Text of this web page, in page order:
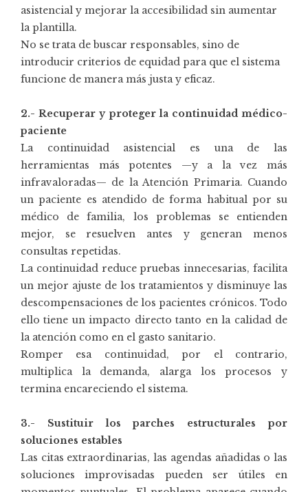
asistencial y mejorar la accesibilidad sin aumentar
la plantilla.
No se trata de buscar responsables, sino de
introducir criterios de equidad para que el sistema
funcione de manera más justa y eficaz.
2.- Recuperar y proteger la continuidad médico-
paciente
La continuidad asistencial es una de las
herramientas más potentes —y a la vez más
infravaloradas— de la Atención Primaria. Cuando
un paciente es atendido de forma habitual por su
médico de familia, los problemas se entienden
mejor, se resuelven antes y generan menos
consultas repetidas.
La continuidad reduce pruebas innecesarias, facilita
un mejor ajuste de los tratamientos y disminuye las
descompensaciones de los pacientes crónicos. Todo
ello tiene un impacto directo tanto en la calidad de
la atención como en el gasto sanitario.
Romper esa continuidad, por el contrario,
multiplica la demanda, alarga los procesos y
termina encareciendo el sistema.
3.- Sustituir los parches estructurales por
soluciones estables
Las citas extraordinarias, las agendas añadidas o las
soluciones improvisadas pueden ser útiles en